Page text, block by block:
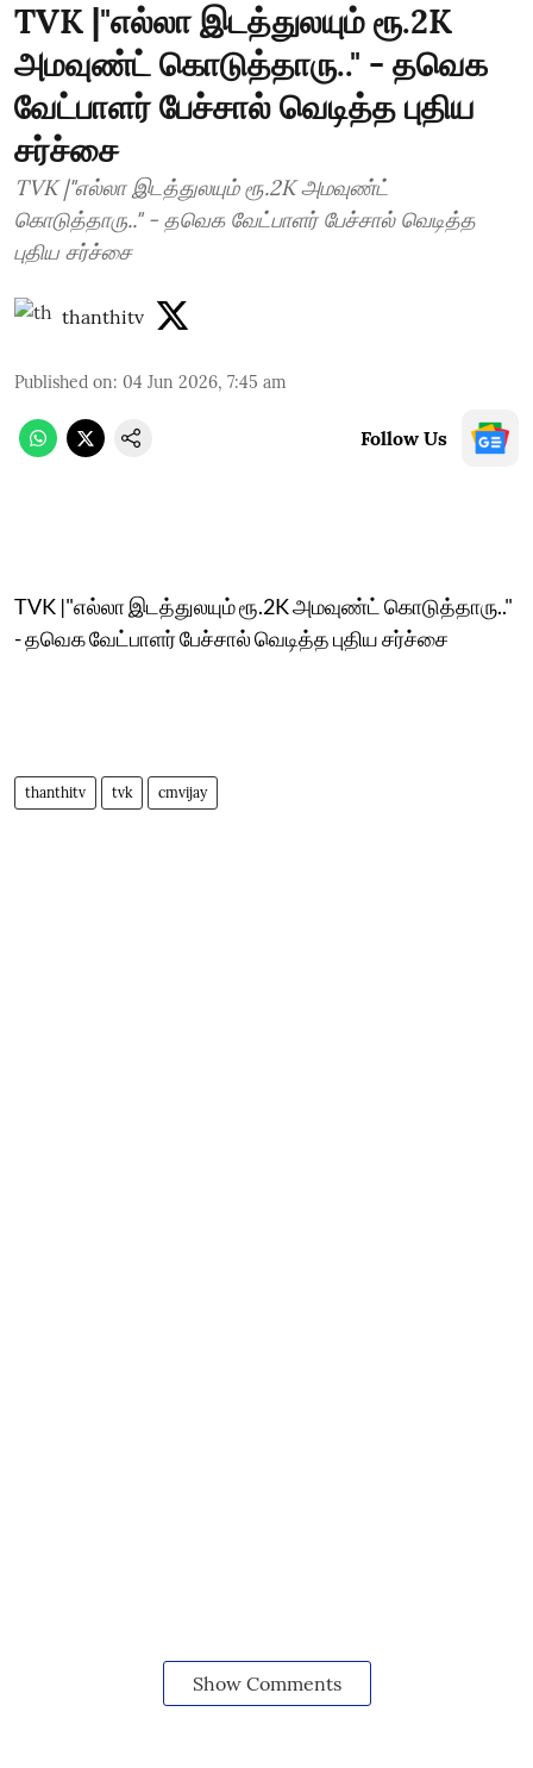
TVK |"எல்லா இடத்துலயும் ரூ.2K
அமவுண்ட் கொடுத்தாரு.." - தவெக
வேட்பாளர் பேச்சால் வெடித்த புதிய
சர்ச்சை
TVK |"எல்லா இடத்துலயும் ரூ.2K அமவுண்ட்
கொடுத்தாரு.." - தவெக வேட்பாளர் பேச்சால் வெடித்த
புதிய சர்ச்சை
thanthitv
Published on: 04 Jun 2026, 7:45 am
Follow Us
TVK |"எல்லா இடத்துலயும் ரூ.2K அமவுண்ட் கொடுத்தாரு.."
- தவெக வேட்பாளர் பேச்சால் வெடித்த புதிய சர்ச்சை
thanthitv tvk cmvijay
Show Comments